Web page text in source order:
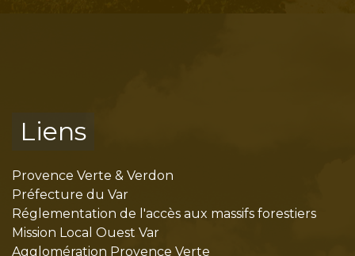
Liens
Provence Verte & Verdon
Préfecture du Var
Réglementation de l'accès aux massifs forestiers
Mission Local Ouest Var
Agglomération Provence Verte